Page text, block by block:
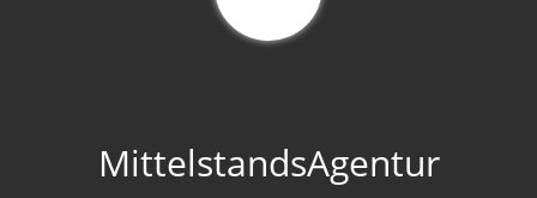
MittelstandsAgentur